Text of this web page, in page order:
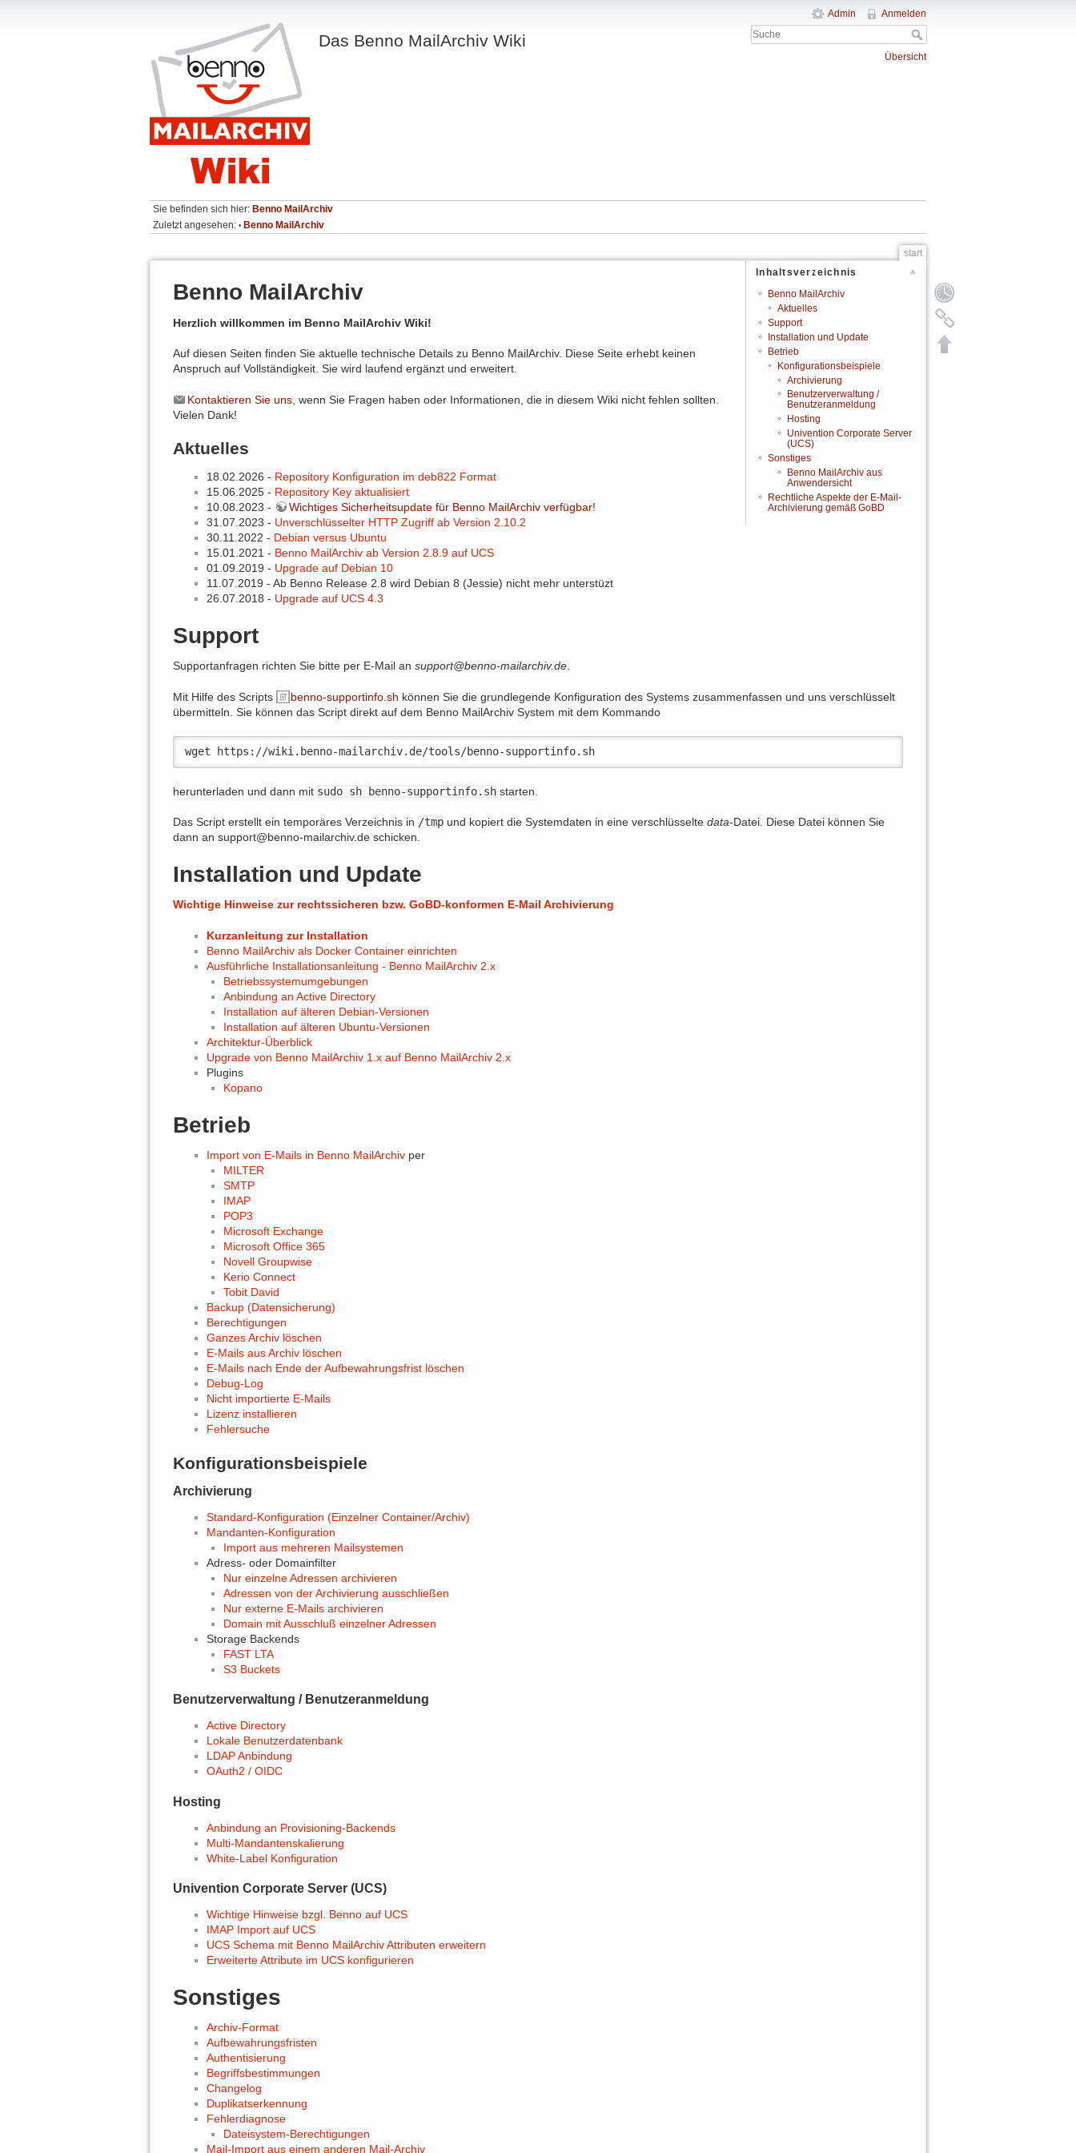
Das Benno MailArchiv Wiki
Admin Anmelden
Übersicht
Sie befinden sich hier: Benno MailArchiv
Zuletzt angesehen: • Benno MailArchiv
start
Inhaltsverzeichnis
Benno MailArchiv
Aktuelles
Support
Installation und Update
Betrieb
Konfigurationsbeispiele
Archivierung
Benutzerverwaltung /
Benutzeranmeldung
Hosting
Univention Corporate Server
(UCS)
Sonstiges
Benno MailArchiv aus
Anwendersicht
Rechtliche Aspekte der E-Mail-
Archivierung gemäß GoBD
Benno MailArchiv
Herzlich willkommen im Benno MailArchiv Wiki!
Auf diesen Seiten finden Sie aktuelle technische Details zu Benno MailArchiv. Diese Seite erhebt keinen
Anspruch auf Vollständigkeit. Sie wird laufend ergänzt und erweitert.
Kontaktieren Sie uns , wenn Sie Fragen haben oder Informationen, die in diesem Wiki nicht fehlen sollten.
Vielen Dank!
Aktuelles
18.02.2026 - Repository Konfiguration im deb822 Format
15.06.2025 - Repository Key aktualisiert
10.08.2023 -
Wichtiges Sicherheitsupdate für Benno MailArchiv verfügbar!
31.07.2023 - Unverschlüsselter HTTP Zugriff ab Version 2.10.2
30.11.2022 - Debian versus Ubuntu
15.01.2021 - Benno MailArchiv ab Version 2.8.9 auf UCS
01.09.2019 - Upgrade auf Debian 10
11.07.2019 - Ab Benno Release 2.8 wird Debian 8 (Jessie) nicht mehr unterstüzt
26.07.2018 - Upgrade auf UCS 4.3
Support
Supportanfragen richten Sie bitte per E-Mail an support@benno-mailarchiv.de.
Mit Hilfe des Scripts benno-supportinfo.sh können Sie die grundlegende Konfiguration des Systems zusammenfassen und uns verschlüsselt
übermitteln. Sie können das Script direkt auf dem Benno MailArchiv System mit dem Kommando
wget https://wiki.benno-mailarchiv.de/tools/benno-supportinfo.sh
herunterladen und dann mit sudo sh benno-supportinfo.sh starten.
Das Script erstellt ein temporäres Verzeichnis in /tmp und kopiert die Systemdaten in eine verschlüsselte data-Datei. Diese Datei können Sie
dann an support@benno-mailarchiv.de schicken.
Installation und Update
Wichtige Hinweise zur rechtssicheren bzw. GoBD-konformen E-Mail Archivierung
Kurzanleitung zur Installation
Benno MailArchiv als Docker Container einrichten
Ausführliche Installationsanleitung - Benno MailArchiv 2.x
Betriebssystemumgebungen
Anbindung an Active Directory
Installation auf älteren Debian-Versionen
Installation auf älteren Ubuntu-Versionen
Architektur-Überblick
Upgrade von Benno MailArchiv 1.x auf Benno MailArchiv 2.x
Plugins
Kopano
Betrieb
Import von E-Mails in Benno MailArchiv per
MILTER
SMTP
IMAP
POP3
Microsoft Exchange
Microsoft Office 365
Novell Groupwise
Kerio Connect
Tobit David
Backup (Datensicherung)
Berechtigungen
Ganzes Archiv löschen
E-Mails aus Archiv löschen
E-Mails nach Ende der Aufbewahrungsfrist löschen
Debug-Log
Nicht importierte E-Mails
Lizenz installieren
Fehlersuche
Konfigurationsbeispiele
Archivierung
Standard-Konfiguration (Einzelner Container/Archiv)
Mandanten-Konfiguration
Import aus mehreren Mailsystemen
Adress- oder Domainfilter
Nur einzelne Adressen archivieren
Adressen von der Archivierung ausschließen
Nur externe E-Mails archivieren
Domain mit Ausschluß einzelner Adressen
Storage Backends
FAST LTA
S3 Buckets
Benutzerverwaltung / Benutzeranmeldung
Active Directory
Lokale Benutzerdatenbank
LDAP Anbindung
OAuth2 / OIDC
Hosting
Anbindung an Provisioning-Backends
Multi-Mandantenskalierung
White-Label Konfiguration
Univention Corporate Server (UCS)
Wichtige Hinweise bzgl. Benno auf UCS
IMAP Import auf UCS
UCS Schema mit Benno MailArchiv Attributen erweitern
Erweiterte Attribute im UCS konfigurieren
Sonstiges
Archiv-Format
Aufbewahrungsfristen
Authentisierung
Begriffsbestimmungen
Changelog
Duplikatserkennung
Fehlerdiagnose
Dateisystem-Berechtigungen
Mail-Import aus einem anderen Mail-Archiv